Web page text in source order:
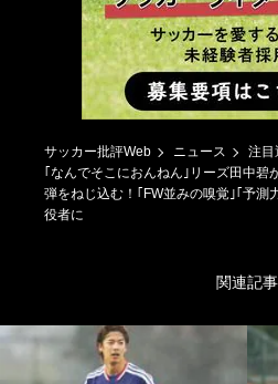
サッカー批評Web ニュース
注目
｢なんでそこにおんねん｣リーズ田中碧
弾をねじ込む！｢FW並みの嗅覚｣｢予測
役者に
関連記事